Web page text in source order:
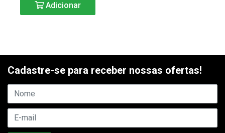
Adicionar
Cadastre-se para receber nossas ofertas!